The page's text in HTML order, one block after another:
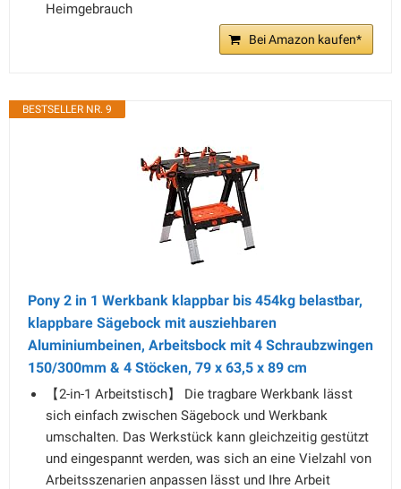
Heimgebrauch
Bei Amazon kaufen*
BESTSELLER NR. 9
Pony 2 in 1 Werkbank klappbar bis 454kg belastbar,
klappbare Sägebock mit ausziehbaren
Aluminiumbeinen, Arbeitsbock mit 4 Schraubzwingen
150/300mm & 4 Stöcken, 79 x 63,5 x 89 cm
【2-in-1 Arbeitstisch】 Die tragbare Werkbank lässt
sich einfach zwischen Sägebock und Werkbank
umschalten. Das Werkstück kann gleichzeitig gestützt
und eingespannt werden, was sich an eine Vielzahl von
Arbeitsszenarien anpassen lässt und Ihre Arbeit